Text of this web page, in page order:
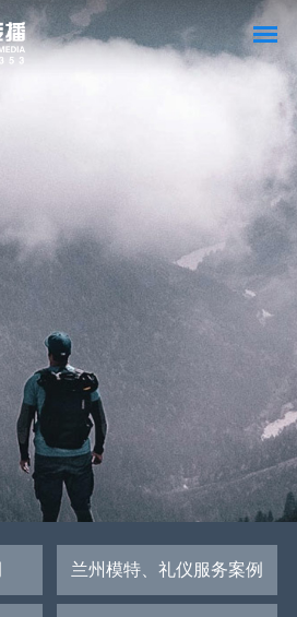
兰州模特、礼仪服务案例